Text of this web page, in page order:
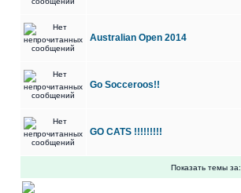
Australian Open 2014
Go Socceroos!!
GO CATS !!!!!!!!!
Показать темы за: